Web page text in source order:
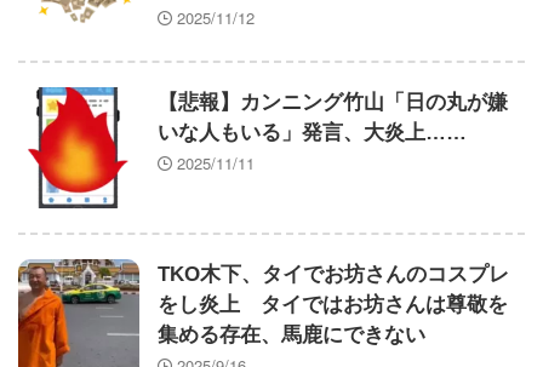
2025/11/12
【悲報】カンニング竹山「日の丸が嫌
いな人もいる」発言、大炎上……
2025/11/11
TKO木下、タイでお坊さんのコスプレ
をし炎上 タイではお坊さんは尊敬を
集める存在、馬鹿にできない